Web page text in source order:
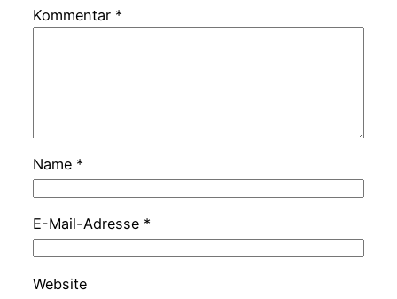
Kommentar *
Name *
E-Mail-Adresse *
Website